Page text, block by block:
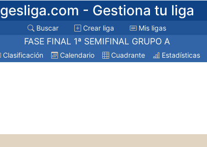
gesliga.com - Gestiona tu liga
Buscar Crear liga Mis ligas
FASE FINAL 1ª SEMIFINAL GRUPO A
Clasificación Calendario Cuadrante Estadísticas